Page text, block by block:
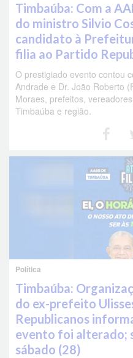
Timbaúba: Com a
do ministro Silvio
candidato à
filia ao Partido
O prestigiado evento contou
Andrade e Dr. João Roberto
Moraes, prefeitos,
Timbaúba e região.
Política
Timbaúba:
do ex-prefeito
Republicanos
evento foi alterado;
sábado (28)